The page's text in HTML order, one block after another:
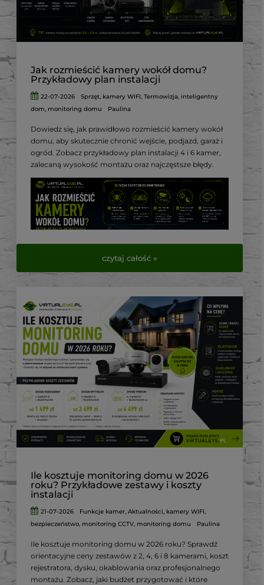
Jak rozmieścić kamery wokół domu?
Przykładowy plan instalacji
22-07-2026 Sprzęt, kamery WIFI,Termowizja, inteligentny
dom, monitoring domu Paulina
Dowiedz się, jak prawidłowo rozmieścić kamery wokół
domu, aby skutecznie chronić wejście, podjazd, garaż i
ogród. Zobacz przykładowy plan instalacji 4 i 6 kamer,
zalecaną wysokość montażu oraz najczęstsze błędy.
czytaj całość »
Ile kosztuje monitoring domu w 2026
roku? Przykładowe zestawy i koszty
instalacji
21-07-2026 Funkcje kamer,Aktualności, kamery WIFI,
bezpieczeństwo, monitoring CCTV, monitoring domu Paulina
Ile kosztuje monitoring domu w 2026 roku? Sprawdź
orientacyjne ceny zestawów z 2, 4, 6 i 8 kamerami, koszt
rejestratora, dysku, okablowania oraz profesjonalnego
montażu. Zobacz, jaki budżet przygotować i które